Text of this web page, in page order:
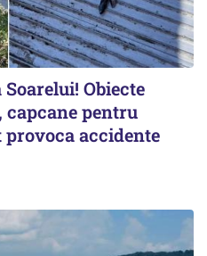
Obiecte
capcane pentru
provoca accidente